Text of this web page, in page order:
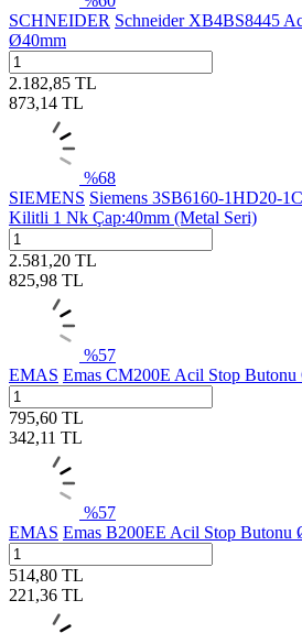
SCHNEIDER Schneider XB4BS8445
Ø40mm
2.182,85 TL
873,14 TL
%68
SIEMENS Siemens 3SB6160-1HD20-
Kilitli 1 Nk Çap:40mm (Metal Seri)
2.581,20 TL
825,98 TL
%57
EMAS Emas CM200E Acil Stop
795,60 TL
342,11 TL
%57
EMAS Emas B200EE Acil Stop
514,80 TL
221,36 TL